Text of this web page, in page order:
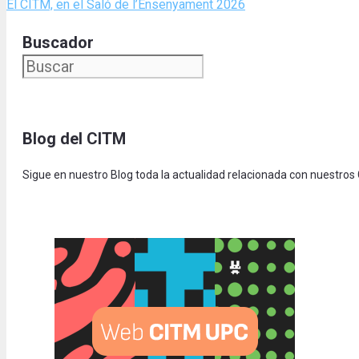
El CITM, en el Saló de l’Ensenyament 2026
Buscador
Blog del CITM
Sigue en nuestro Blog toda la actualidad relacionada con